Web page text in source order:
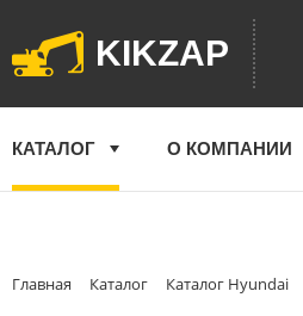
KIKZAP
КАТАЛОГ О КОМПАНИИ
Главная Каталог Каталог Hyundai